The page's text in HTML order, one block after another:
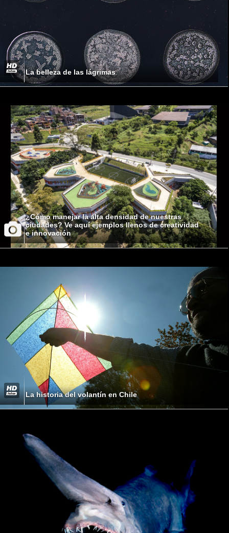
La belleza de las lágrimas
¿Cómo manejar la alta densidad de nuestras
ciudades? Ve aquí ejemplos llenos de creatividad
e innovación
La historia del volantín en Chile